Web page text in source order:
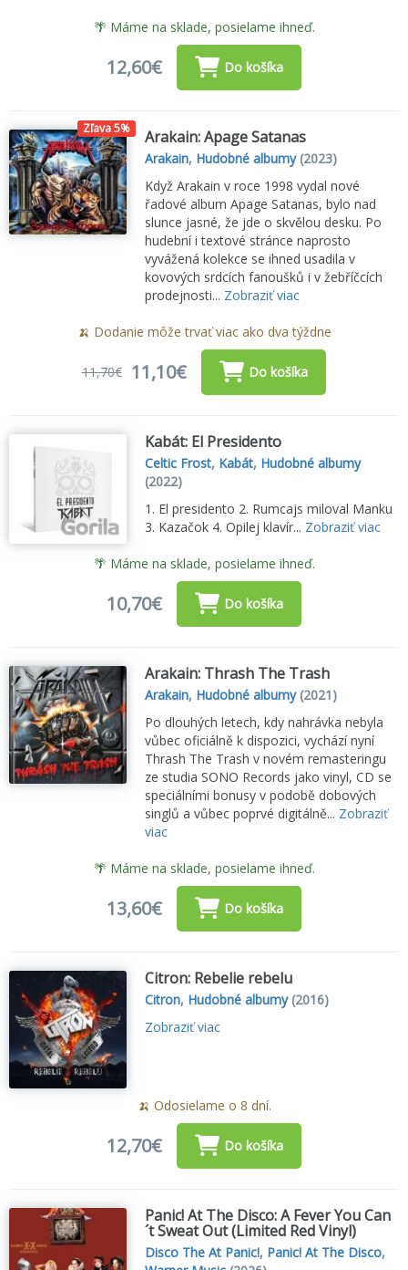
🌴 Máme na sklade, posielame ihneď.
12,60€ Do košíka
Zľava 5% Arakain: Apage Satanas
Arakain, Hudobné albumy(2023)
Když Arakain v roce 1998 vydal nové
řadové album Apage Satanas, bylo nad
slunce jasné, že jde o skvělou desku. Po
hudební i textové stránce naprosto
vyvážená kolekce se ihned usadila v
kovových srdcích fanoušků i v žebříčcích
prodejnosti... Zobraziť viac
🍌 Dodanie môže trvať viac ako dva týždne
11,70€ 11,10€ Do košíka
Kabát: El Presidento
Celtic Frost, Kabát, Hudobné albumy
(2022)
1. El presidento 2. Rumcajs miloval Manku
3. Kazačok 4. Opilej klavír... Zobraziť viac
🌴 Máme na sklade, posielame ihneď.
10,70€ Do košíka
Arakain: Thrash The Trash
Arakain, Hudobné albumy(2021)
Po dlouhých letech, kdy nahrávka nebyla
vůbec oficiálně k dispozici, vychází nyní
Thrash The Trash v novém remasteringu
ze studia SONO Records jako vinyl, CD se
speciálními bonusy v podobě dobových
singlů a vůbec poprvé digitálně... Zobraziť
viac
🌴 Máme na sklade, posielame ihneď.
13,60€ Do košíka
Citron: Rebelie rebelu
Citron, Hudobné albumy(2016)
Zobraziť viac
🍌 Odosielame o 8 dní.
12,70€ Do košíka
Panic! At The Disco: A Fever You Can
´t Sweat Out (Limited Red Vinyl)
Disco The At Panic!, Panic! At The Disco,